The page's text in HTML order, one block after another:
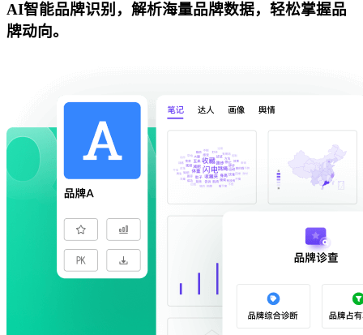
AI智能品牌识别，解析海量品牌数据，轻松掌握品
牌动向。